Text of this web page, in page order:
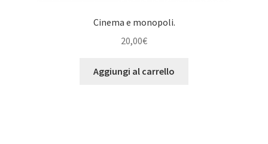
Cinema e monopoli.
20,00€
Aggiungi al carrello